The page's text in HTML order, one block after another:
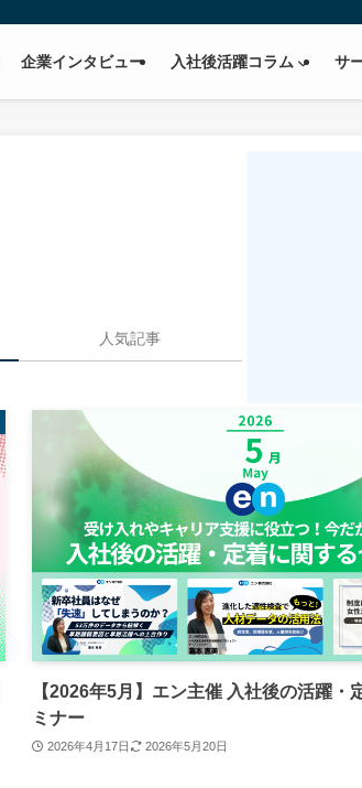
企業インタビュー 入社後活躍コラム サ
人気記事
【2026年5月】エン主催 入社後の活躍・
ミナー
2026年4月17日 2026年5月20日